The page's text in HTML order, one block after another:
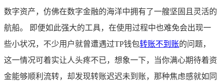
数字资产，仿佛在数字金融的海洋中拥有了一艘坚固且灵活的
航船。 即便如此强大的工具，在使用过程中也难免会出现一
些小状况，不少用户就曾遭遇过TP钱包转账不到账的问题，
这一情况可着实让人头疼不已，想象一下，当你满心期待着资
金能够顺利流转，却发现转账迟迟未到账，那种焦虑感就如同